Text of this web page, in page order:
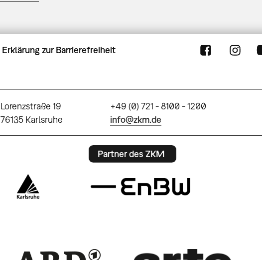
Erklärung zur Barrierefreiheit
Lorenzstraße 19
76135 Karlsruhe
+49 (0) 721 - 8100 - 1200
info@zkm.de
Partner des ZKM